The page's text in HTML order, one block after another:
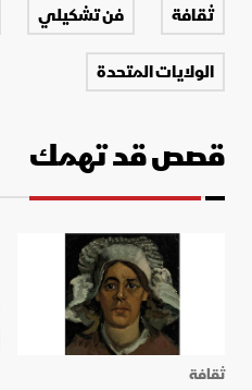
ثقافة فن تشكيلي
الولايات المتحدة
قصص قد تهمك
ثقافة